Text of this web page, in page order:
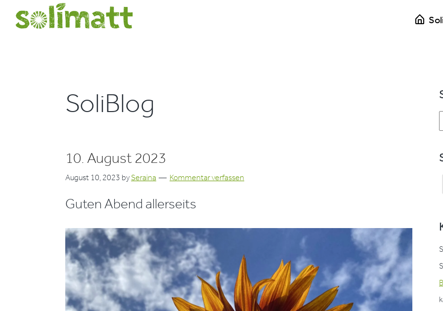
Zur
Hauptnavigation
Zum
Inhalt
Zur
Seitenspalte
SoliBlog
10. August 2023
August 10, 2023 by Seraina Kommentar verfassen
Guten Abend allerseits